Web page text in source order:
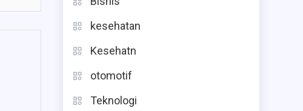
kesehatan
Kesehatn
otomotif
Teknologi